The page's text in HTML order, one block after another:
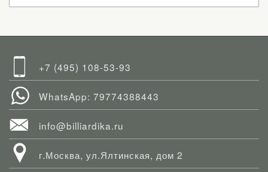
+7 (495) 108-53-93
WhatsApp: 79774388443
info@billiardika.ru
г.Москва, ул.Ялтинская, дом 2